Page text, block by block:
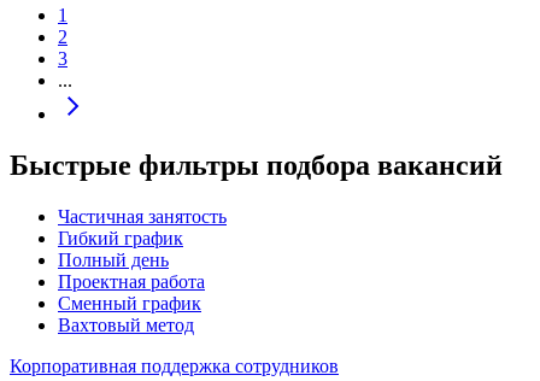
1
2
3
...
Быстрые фильтры подбора вакансий
Частичная занятость
Гибкий график
Полный день
Проектная работа
Сменный график
Вахтовый метод
Корпоративная поддержка сотрудников